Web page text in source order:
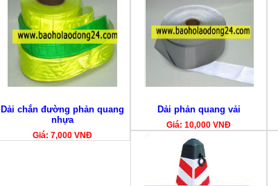
Dải chắn đường phản quang
nhựa
Giá: 7,000 VNĐ
Dải phản quang vải
Giá: 10,000 VNĐ